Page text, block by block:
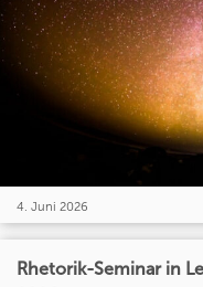
4. Juni 2026
Rhetorik-Seminar in